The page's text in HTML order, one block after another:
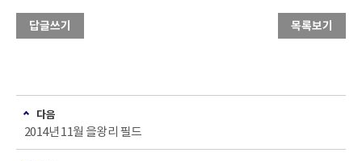
답글쓰기 목록보기
다음
2014년 11월 을왕리 필드